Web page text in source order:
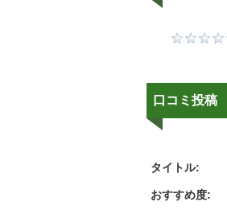
口コミ投稿
タイトル:
おすすめ度: